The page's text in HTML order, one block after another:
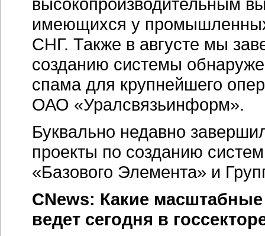
имеющихся у промышленных
СНГ. Также в августе мы
созданию системы
спама для крупнейшего
ОАО «Уралсвязьинформ».
Буквально недавно
проекты по созданию
«Базового Элемента» и
CNews: Какие
ведет сегодня в